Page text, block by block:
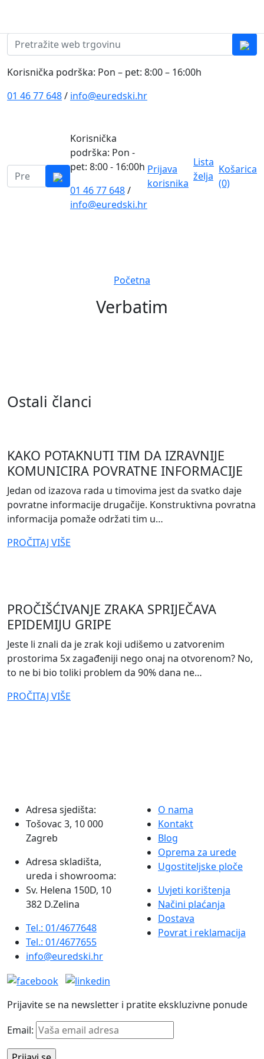
Pretraži:
Korisnička podrška: Pon – pet: 8:00 – 16:00h
01 46 77 648/ info@euredski.hr
Pretraži:
Korisnička
podrška: Pon -
pet: 8:00 - 16:00h
01 46 77 648/
info@euredski.hr
Prijava
korisnika
Lista
želja
Košarica
(0)
Početna
Verbatim
Ostali članci
KAKO POTAKNUTI TIM DA IZRAVNIJE
KOMUNICIRA POVRATNE INFORMACIJE
Jedan od izazova rada u timovima jest da svatko daje
povratne informacije drugačije. Konstruktivna povratna
informacija pomaže održati tim u…
PROČITAJ VIŠE
IZRAVNIJE
KOMUNICIRA
POVRATNE
INFORMACIJE
PROČIŠĆIVANJE ZRAKA SPRIJEČAVA
EPIDEMIJU GRIPE
Jeste li znali da je zrak koji udišemo u zatvorenim
prostorima 5x zagađeniji nego onaj na otvorenom? No,
to ne bi bio toliki problem da 90% dana ne…
PROČITAJ VIŠE
Adresa sjedišta:
Tošovac 3, 10 000
Zagreb
Adresa skladišta,
ureda i showrooma:
Sv. Helena 150D, 10
382 D.Zelina
Tel.: 01/4677648
Tel.: 01/4677655
info@euredski.hr
O nama
Kontakt
Blog
Oprema za urede
Ugostiteljske ploče
Uvjeti korištenja
Načini plaćanja
Dostava
Povrat i reklamacija
Prijavite se na newsletter i pratite ekskluzivne ponude
Email: